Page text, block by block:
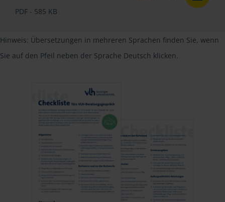
PDF - 585 KB
Hinweis: Übersetzungen in mehreren Sprachen finden Sie, wenn
Sie auf den Pfeil neben der Sprache Deutsch klicken.